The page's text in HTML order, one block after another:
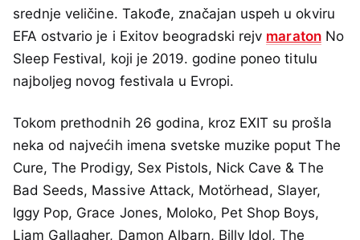
srednje veličine. Takođe, značajan uspeh u okviru
EFA ostvario je i Exitov beogradski rejv maratonNo
Sleep Festival, koji je 2019. godine poneo titulu
najboljeg novog festivala u Evropi.
Tokom prethodnih 26 godina, kroz EXIT su prošla
neka od najvećih imena svetske muzike poput The
Cure, The Prodigy, Sex Pistols, Nick Cave & The
Bad Seeds, Massive Attack, Motörhead, Slayer,
Iggy Pop, Grace Jones, Moloko, Pet Shop Boys,
Liam Gallagher, Damon Albarn, Billy Idol, The